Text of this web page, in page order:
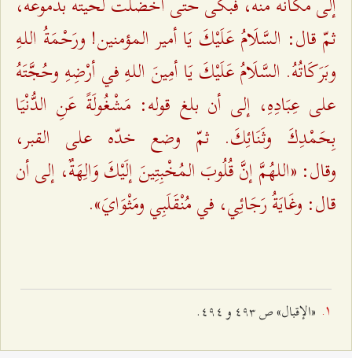
ثمّ قال: السَّلَامُ عَلَيْكَ يَا أمير المؤمنين! ورَحْمَةُ اللـهِ
وبَرَكَاتُهُ. السَّلَامُ عَلَيْكَ يَا أمِينَ اللـهِ في أرْضِهِ وحُجَّتَهُ
على عِبَادِهِ، إلى أن بلغ قوله: مَشْغُولَةً عَنِ الدُّنْيَا
بِحَمْدِكَ وثَنَائِكَ. ثمّ وضع خدّه على القبر،
وقال: «اللهُمَّ إنَّ قُلُوبَ المُخْبِتِينَ إلَيْكَ وَالِهَةٌ، إلى أن
قال: وغَايَةُ رَجَائِي، في مُنْقَلَبِي ومَثْوَايَ».
«الإقبال» ص ٤٩٣ و ٤٩٤.